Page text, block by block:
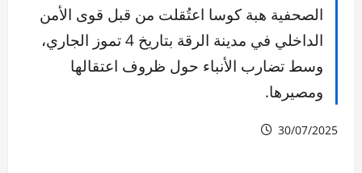
الصحفية هبة كوسا اعتُقلت من قبل قوى الأمن
الداخلي في مدينة الرقة بتاريخ 4 تموز الجاري،
وسط تضارب الأنباء حول ظروف اعتقالها
ومصيرها.
30/07/2025